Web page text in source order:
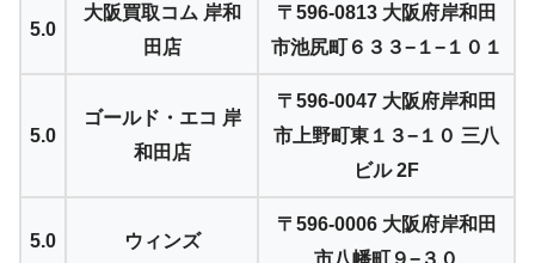
5.0
大阪買取コム 岸和
田店
〒596-0813 大阪府岸和田
市池尻町６３３−１−１０１
5.0
ゴールド・エコ 岸
和田店
〒596-0047 大阪府岸和田
市上野町東１３−１０ 三八
ビル 2F
5.0 ウィンズ
〒596-0006 大阪府岸和田
市八幡町９−３０